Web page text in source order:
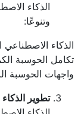
الذكاء
وتنوعًا:
الذكاء الاصطناعي
تكامل الحوسبة
واجهات الحوسبة
تطوير